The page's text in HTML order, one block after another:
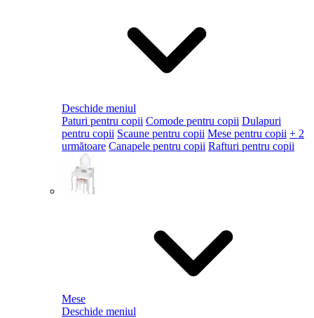
Deschide meniul
Paturi pentru copii Comode pentru copii Dulapuri
pentru copii Scaune pentru copii Mese pentru copii + 2
următoare Canapele pentru copii Rafturi pentru copii
Mese
Deschide meniul